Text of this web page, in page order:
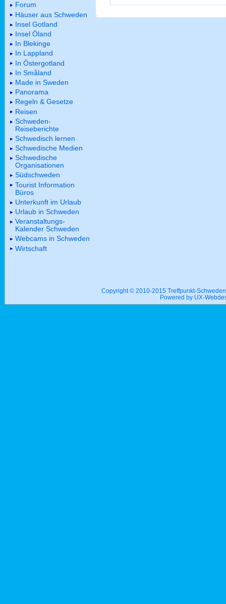
Forum
Häuser aus Schweden
Insel Gotland
Insel Öland
In Blekinge
In Lappland
In Östergotland
In Småland
Made in Sweden
Panorama
Regeln & Gesetze
Reisen
Schweden-
Reiseberichte
Schwedisch lernen
Schwedische Medien
Schwedische
Organisationen
Südschweden
Tourist Information
Büros
Unterkunft im Urlaub
Urlaub in Schweden
Veranstaltungs-
Kalender Schweden
Webcams in Schweden
Wirtschaft
Copyright © 2010-2015 Treffpunkt-
Powered by UX-